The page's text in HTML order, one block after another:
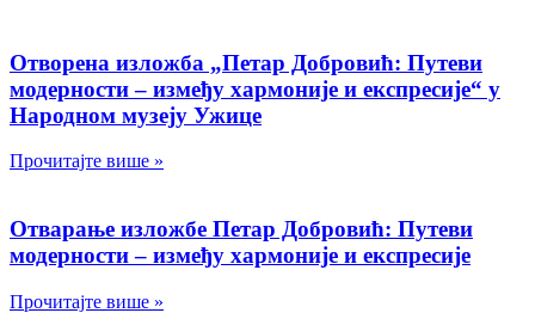
Отворена изложба „Петар Добровић: Путеви
модерности – између хармоније и експресије“ у
Народном музеју Ужице
Прочитајте више »
Отварање изложбе Петар Добровић: Путеви
модерности – између хармоније и експресије
Прочитајте више »